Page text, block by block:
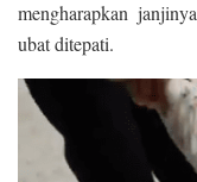
mengharapkan
ubat ditepati.